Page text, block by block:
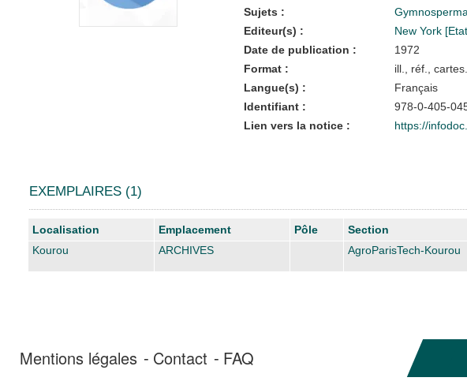
Sujets :
Editeur(s) :
New York
Date de publication :
1972
Format :
ill., réf.,
Langue(s) :
Français
Identifiant :
978-0-405-
Lien vers la notice :
https://
EXEMPLAIRES (1)
Liste des exemplaires
Localisation Emplacement Pôle Section
Kourou
ARCHIVES AgroParisTech-Kourou
Mentions légales Contact FAQ